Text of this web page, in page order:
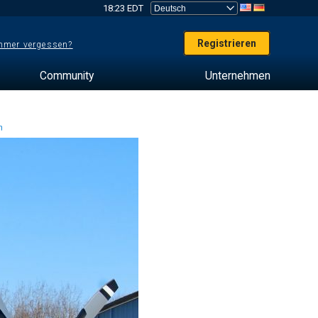
18:23 EDT
vergessen? Registrieren
Community Unternehmen